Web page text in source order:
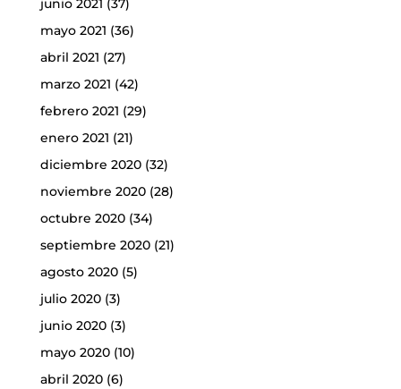
junio 2021 (37)
mayo 2021 (36)
abril 2021 (27)
marzo 2021 (42)
febrero 2021 (29)
enero 2021 (21)
diciembre 2020(32)
noviembre 2020(28)
octubre 2020(34)
septiembre 2020(21)
agosto 2020(5)
julio 2020(3)
junio 2020(3)
mayo 2020(10)
abril 2020(6)